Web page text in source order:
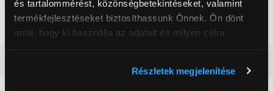
és tartalommérést, közönségbetekintéseket, valamint
termékfejlesztéseket biztosíthassunk Önnek. Ön dönt
arról, hogy ki használja az adatait és milyen célra.
Részletek megjelenítése
199 999 Ft 119 999 Ft